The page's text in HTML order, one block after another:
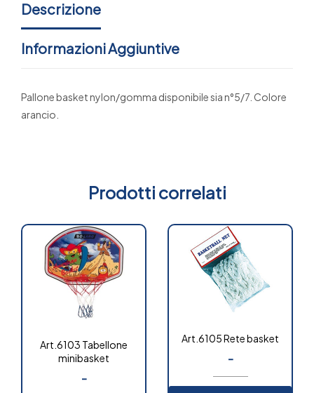
Descrizione
Informazioni Aggiuntive
Pallone basket nylon/gomma disponibile sia n°5/7. Colore
arancio.
Prodotti correlati
Art.6103 Tabellone
minibasket
-
Art.6105 Rete basket
-